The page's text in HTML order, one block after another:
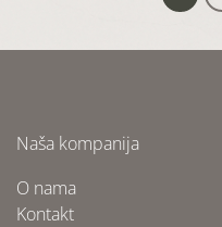
Naša kompanija
O nama
Kontakt